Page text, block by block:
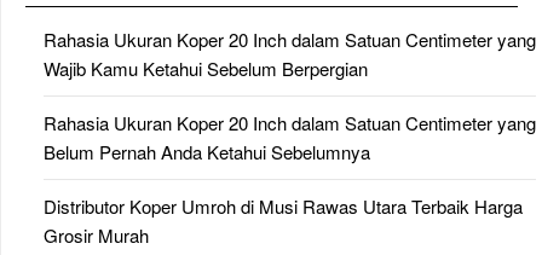
Rahasia Ukuran Koper 20 Inch dalam Satuan Centimeter yang
Wajib Kamu Ketahui Sebelum Berpergian
Rahasia Ukuran Koper 20 Inch dalam Satuan Centimeter yang
Belum Pernah Anda Ketahui Sebelumnya
Distributor Koper Umroh di Musi Rawas Utara Terbaik Harga
Grosir Murah